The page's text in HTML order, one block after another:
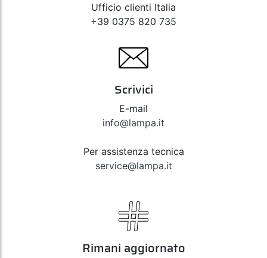
Ufficio clienti Italia
+39 0375 820 735
Scrivici
E-mail
info@lampa.it
Per assistenza tecnica
service@lampa.it
Rimani aggiornato